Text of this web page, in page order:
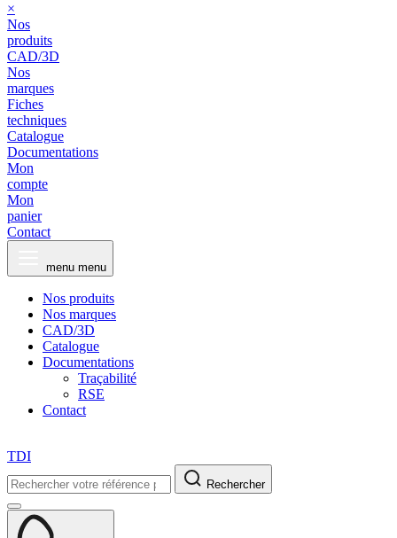
×
Nos
produits
CAD/3D
Nos
marques
Fiches
techniques
Catalogue
Documentations
Mon
compte
Mon
panier
Contact
menu menu
Nos produits
Nos marques
CAD/3D
Catalogue
Documentations
Traçabilité
RSE
Contact
TDI
Rechercher